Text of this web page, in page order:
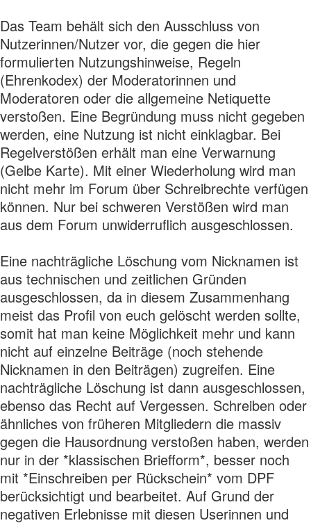
Das Team behält sich den Ausschluss von
Nutzerinnen/Nutzer vor, die gegen die hier
formulierten Nutzungshinweise, Regeln
(Ehrenkodex) der Moderatorinnen und
Moderatoren oder die allgemeine Netiquette
verstoßen. Eine Begründung muss nicht gegeben
werden, eine Nutzung ist nicht einklagbar. Bei
Regelverstößen erhält man eine Verwarnung
(Gelbe Karte). Mit einer Wiederholung wird man
nicht mehr im Forum über Schreibrechte verfügen
können. Nur bei schweren Verstößen wird man
aus dem Forum unwiderruflich ausgeschlossen.
Eine nachträgliche Löschung vom Nicknamen ist
aus technischen und zeitlichen Gründen
ausgeschlossen, da in diesem Zusammenhang
meist das Profil von euch gelöscht werden sollte,
somit hat man keine Möglichkeit mehr und kann
nicht auf einzelne Beiträge (noch stehende
Nicknamen in den Beiträgen) zugreifen. Eine
nachträgliche Löschung ist dann ausgeschlossen,
ebenso das Recht auf Vergessen. Schreiben oder
ähnliches von früheren Mitgliedern die massiv
gegen die Hausordnung verstoßen haben, werden
nur in der *klassischen Briefform*, besser noch
mit *Einschreiben per Rückschein* vom DPF
berücksichtigt und bearbeitet. Auf Grund der
negativen Erlebnisse mit diesen Userinnen und